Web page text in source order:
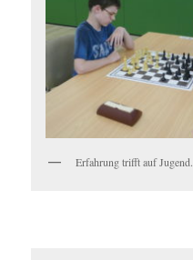
Erfahrung trifft auf Jugend.